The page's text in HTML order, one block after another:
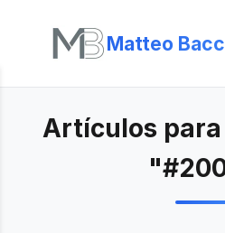
Matteo
Artículos